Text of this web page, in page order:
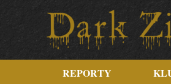
REPORTY